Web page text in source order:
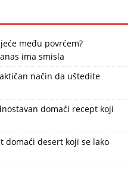
među povrćem?
ima smisla
način da uštedite
domaći recept koji
domaći desert koji se lako